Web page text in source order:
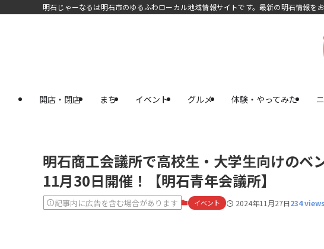
明石じゃーなるは明石市のゆるふわローカル地域情報サイトです。最新の明石情報を
開店・閉店 まち イベント グルメ 体験・やってみた
明石商工会議所で高校生・大学生向けのベ
11月30日開催！【明石青年会議所】
記事内に広告を含む場合があります イベント 2024年11月27日234 views